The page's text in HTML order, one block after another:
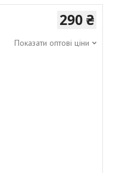
290 ₴
Показати оптові ціни